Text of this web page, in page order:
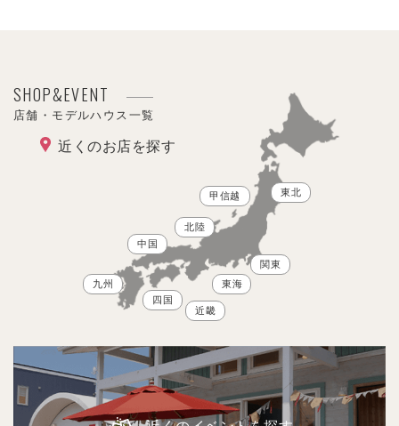
SHOP&EVENT
店舗・モデルハウス一覧
近くのお店を探す
東北
甲信越
北陸
関東
東海
近畿
中国
四国
九州